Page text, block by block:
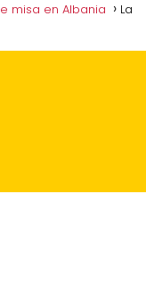
misa en Albania
La